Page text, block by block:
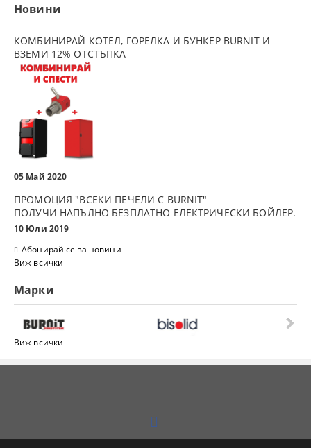
Новини
КОМБИНИРАЙ КОТЕЛ, ГОРЕЛКА И БУНКЕР BURNIT И
ВЗЕМИ 12% ОТСТЪПКА
05 Май 2020
ПРОМОЦИЯ "ВСЕКИ ПЕЧЕЛИ С BURNIT"
ПОЛУЧИ НАПЪЛНО БЕЗПЛАТНО ЕЛЕКТРИЧЕСКИ БОЙЛЕР.
10 Юли 2019
Абонирай се за новини
Виж всички
Марки
Виж всички